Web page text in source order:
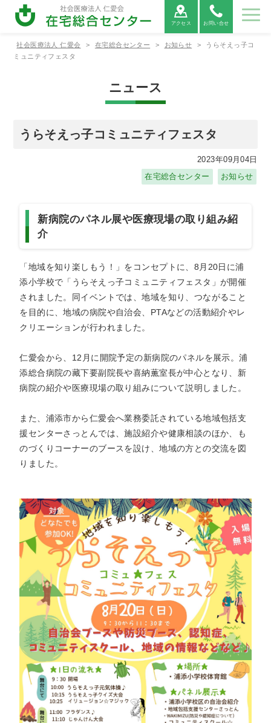
アクセス お問い合せ
センターのご
案内
センターのご案内
利と義務に関
する憲章
施設アルカデ
ィア（入所）
ーションアルカ
ディア（デイケ
看護ステーシ
ョン
訪問リハビリ
テーションア
ことぶき指定
居宅介護支援
浦添市地域包
括支援センタ
浦添市地域包
社会医療法人 仁愛会 > 在宅総合センター > お知らせ >
うらそえっ子コ
ミュニティフェスタ
ニュース
うらそえっ子コミュニティフェスタ
2023年09月04日
在宅総合センター
お知らせ
新病院のパネル展や医療現場の取り組み紹
介
「地域を知り楽しもう！」をコンセプトに、8月20日に浦
添小学校で「うらそえっ子コミュニティフェスタ」が開催
されました。同イベントでは、地域を知り、つながること
を目的に、地域の病院や自治会、PTAなどの活動紹介やレ
クリエーションが行われました。
仁愛会から、12月に開院予定の新病院のパネルを展示。浦
添総合病院の藏下要副院長や喜納薫室長が中心となり、新
病院の紹介や医療現場の取り組みについて説明しました。
また、浦添市から仁愛会へ業務委託されている地域包括支
援センターさっとんでは、施設紹介や健康相談のほか、も
のづくりコーナーのブースを設け、地域の方との交流を図
りました。